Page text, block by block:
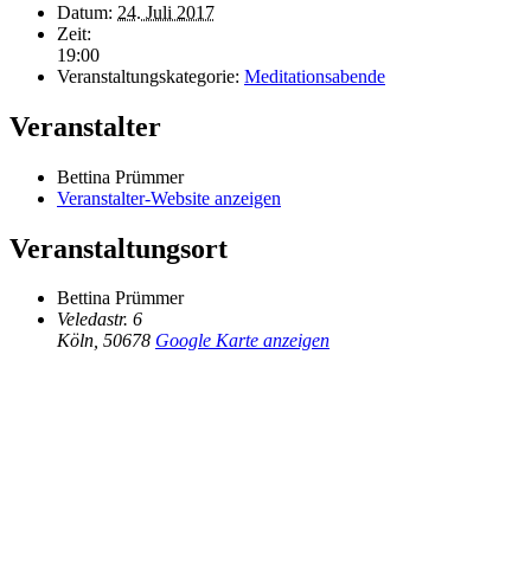
Datum: 24. Juli 2017
Zeit:
19:00
Veranstaltungskategorie: Meditationsabende
Veranstalter
Bettina Prümmer
Veranstalter-Website anzeigen
Veranstaltungsort
Bettina Prümmer
Veledastr. 6
Köln, 50678 Google Karte anzeigen